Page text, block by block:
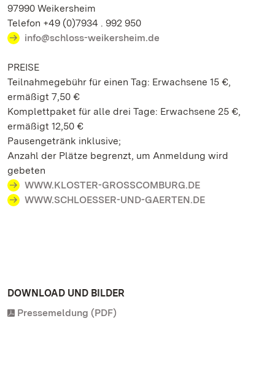
97990 Weikersheim
Telefon +49 (0)7934 . 992 950
info@schloss-weikersheim.de
PREISE
Teilnahmegebühr für einen Tag: Erwachsene 15 €,
ermäßigt 7,50 €
Komplettpaket für alle drei Tage: Erwachsene 25 €,
ermäßigt 12,50 €
Pausengetränk inklusive;
Anzahl der Plätze begrenzt, um Anmeldung wird
gebeten
WWW.KLOSTER-GROSSCOMBURG.DE
WWW.SCHLOESSER-UND-GAERTEN.DE
DOWNLOAD UND BILDER
Pressemeldung (PDF)